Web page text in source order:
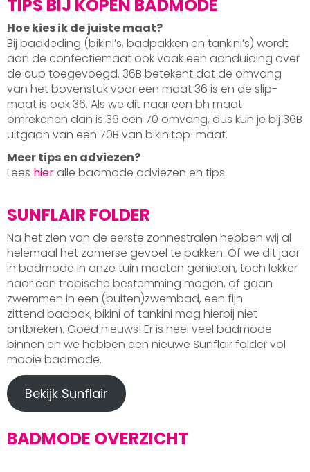
TIPS BIJ KOPEN BADMODE
Hoe kies ik de juiste maat?
Bij badkleding (bikini’s, badpakken en tankini’s) wordt
aan de confectiemaat ook vaak een aanduiding over
de cup toegevoegd. 36B betekent dat de omvang
van het bovenstuk voor een maat 36 is en de slip-
maat is ook 36. Als we dit naar een bh maat
omrekenen dan is 36 een 70 omvang, dus kun je bij 36B
uitgaan van een 70B van bikinitop-maat.
Meer tips en adviezen?
Lees hier alle badmode adviezen en tips.
SUNFLAIR FOLDER
Na het zien van de eerste zonnestralen hebben wij al
helemaal het zomerse gevoel te pakken. Of we dit jaar
in badmode in onze tuin moeten genieten, toch lekker
naar een tropische bestemming mogen, of gaan
zwemmen in een (buiten)zwembad, een fijn
zittend badpak, bikini of tankini mag hierbij niet
ontbreken. Goed nieuws! Er is heel veel badmode
binnen en we hebben een nieuwe Sunflair folder vol
mooie badmode.
Bekijk Sunflair
BADMODE OVERZICHT